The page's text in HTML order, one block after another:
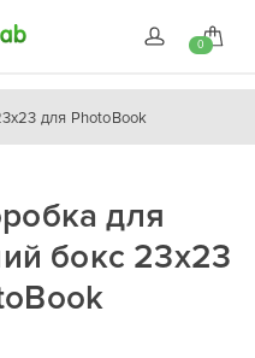
0
для PhotoBook
для
бокс 23x23